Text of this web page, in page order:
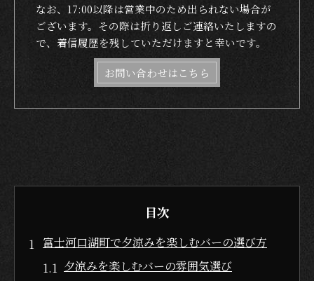
なお、17:00以降は営業中のため出られない場合が
ございます。その際は折り返しご連絡いたしますの
で、着信履歴を残していただけますと幸いです。
お問い合わせはこちら
目次
富士河口湖町で夕涼みを楽しむバーの選び方
夕涼みを楽しむバーの雰囲気選び